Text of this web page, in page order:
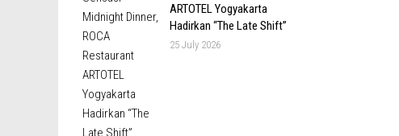
ARTOTEL Yogyakarta
Hadirkan “The Late Shift”
25 July 2026